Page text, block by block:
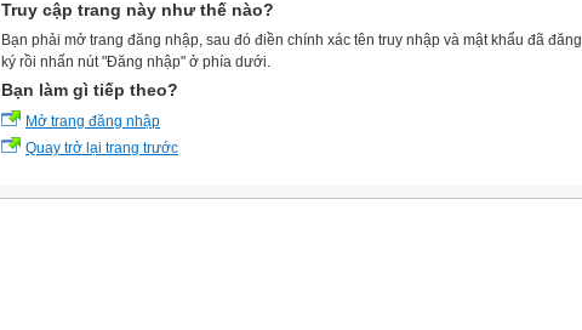
Truy cập trang này như thế nào?
Bạn phải mở trang đăng nhập, sau đó điền chính xác tên truy nhập và mật khẩu đã đăng
ký rồi nhấn nút "Đăng nhập" ở phía dưới.
Bạn làm gì tiếp theo?
Mở trang đăng nhập
Quay trở lại trang trước